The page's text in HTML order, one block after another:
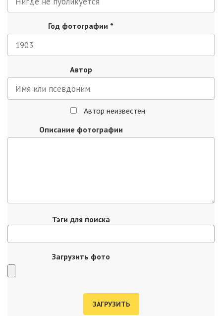
Год фотографии *
Автор
Автор неизвестен
Описание фотографии
Тэги для поиска
Загрузить фото